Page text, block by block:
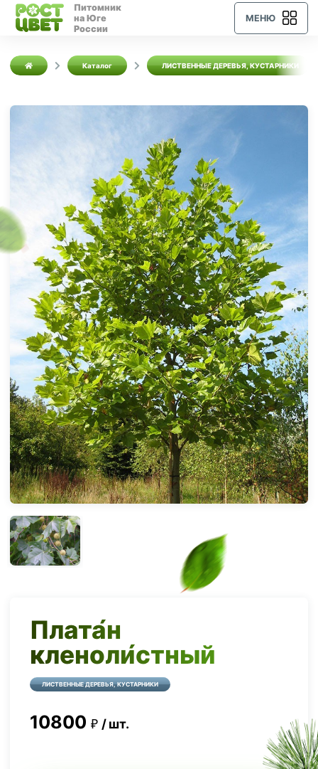
Питомник
на Юге
России
МЕНЮ
Каталог ЛИСТВЕННЫЕ ДЕРЕВЬЯ, КУСТАРНИКИ
Плата́н
кленоли́стный
ЛИСТВЕННЫЕ ДЕРЕВЬЯ, КУСТАРНИКИ
10800 шт.